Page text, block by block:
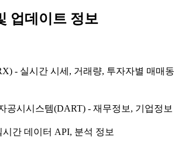
업데이트 정보
- 실시간 시세, 거래량, 투자자별 매매동
공시시스템(DART) - 재무정보, 기업정보
간 데이터 API, 분석 정보